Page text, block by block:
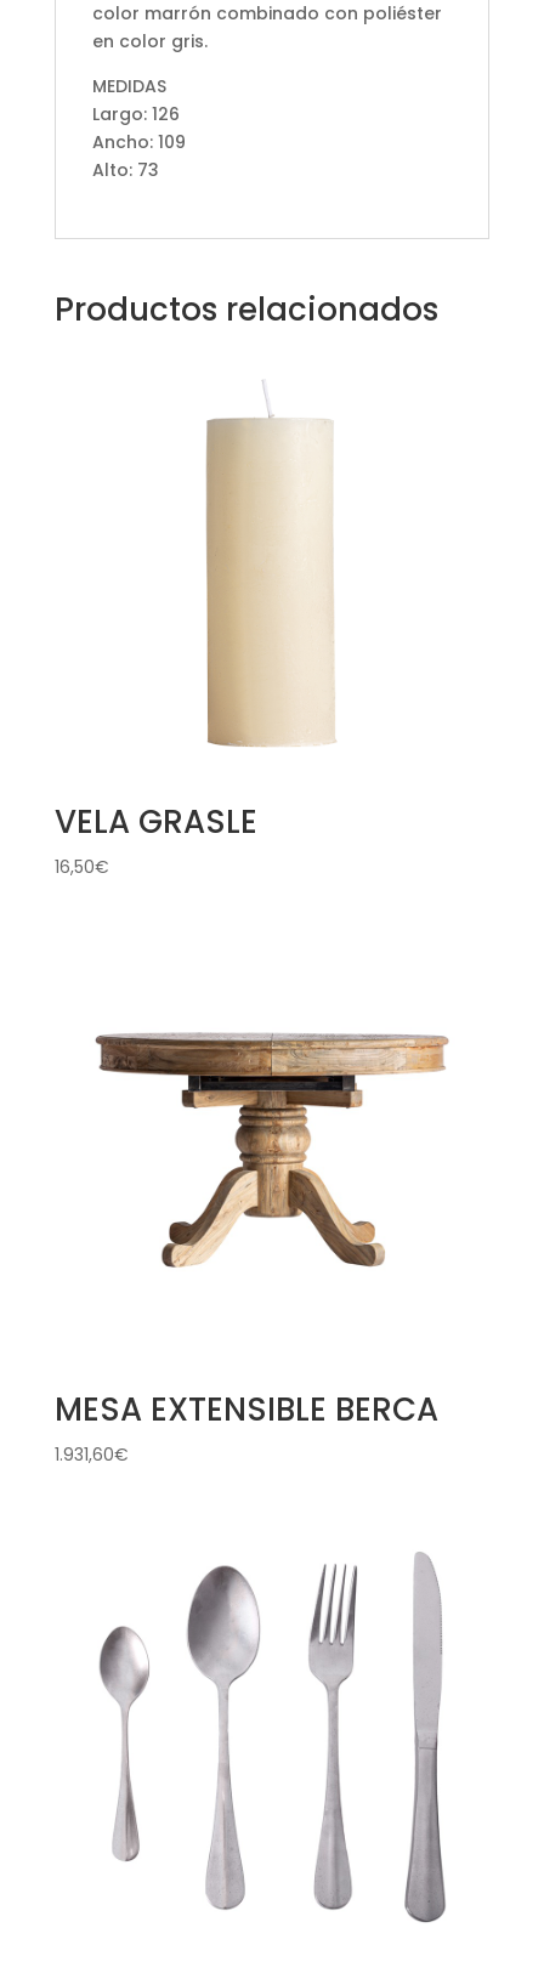
color marrón combinado con poliéster
en color gris.
MEDIDAS
Largo: 126
Ancho: 109
Alto: 73
Productos relacionados
VELA GRASLE
16,50€
MESA EXTENSIBLE BERCA
1.931,60€